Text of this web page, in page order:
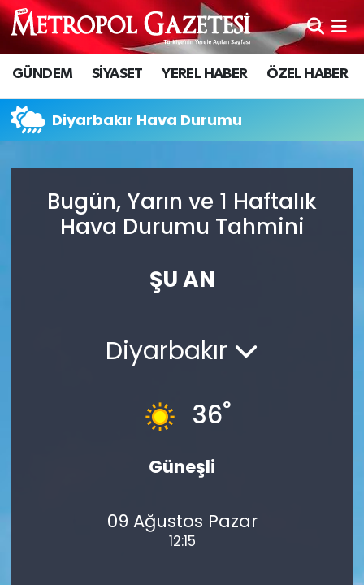
GÜNDEM SİYASET YEREL HABER ÖZEL HABER
Diyarbakır Hava Durumu
Bugün, Yarın ve 1 Haftalık
Hava Durumu Tahmini
ŞU AN
Diyarbakır
36°
Güneşli
09 Ağustos Pazar
12:15
Hava Durumu
Trafik Durumu
Süper Lig Puan Durumu ve Fikstür
Son Dakika Haberleri